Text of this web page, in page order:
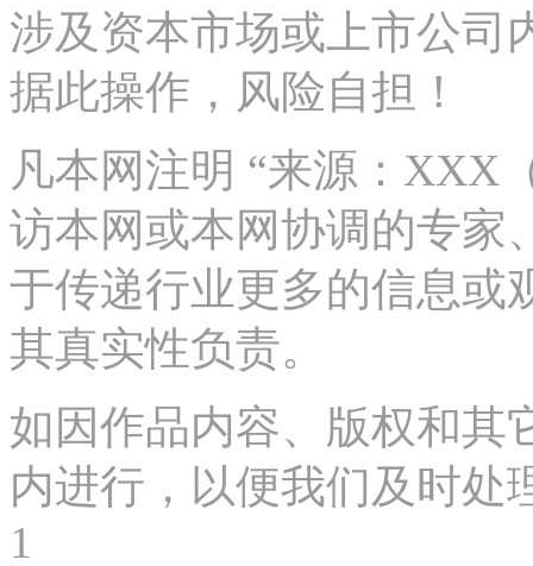
涉及资本市场或上市公司
据此操作，风险自担！
凡本网注明 “来源：XXX
访本网或本网协调的专家
于传递行业更多的信息或
其真实性负责。
如因作品内容、版权和其
内进行，以便我们及时处
1